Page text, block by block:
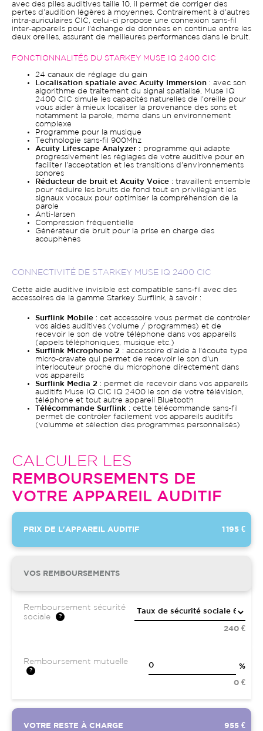
avec des piles auditives taille 10, il permet de corriger des
pertes d'audition légères à moyennes. Contrairement à d'autres
intra-auriculaires CIC, celui-ci propose une connexion sans-fil
inter-appareils pour l'échange de données en continue entre les
deux oreilles, assurant de meilleures performances dans le bruit.
FONCTIONNALITÉS DU STARKEY MUSE IQ 2400 CIC
24 canaux de réglage du gain
Localisation spatiale avec Acuity Immersion : avec son
algorithme de traitement du signal spatialisé, Muse IQ
2400 CIC simule les capacités naturelles de l'oreille pour
vous aider à mieux localiser la provenance des sons et
notamment la parole, même dans un environnement
complexe
Programme pour la musique
Technologie sans-fil 900Mhz
Acuity Lifescape Analyzer : programme qui adapte
progressivement les réglages de votre auditive pour en
faciliter l'acceptation et les transitions d'environnements
sonores
Réducteur de bruit et Acuity Voice : travaillent ensemble
pour réduire les bruits de fond tout en privilégiant les
signaux vocaux pour optimiser la compréhension de la
parole
Anti-larsen
Compression fréquentielle
Générateur de bruit pour la prise en charge des
acouphènes
CONNECTIVITÉ DE STARKEY MUSE IQ 2400 CIC
Cette aide auditive invisible est compatible sans-fil avec des
accessoires de la gamme Starkey Surflink, à savoir :
Surflink Mobile : cet accessoire vous permet de contrôler
vos aides auditives (volume / programmes) et de
recevoir le son de votre téléphone dans vos appareils
(appels téléphoniques, musique etc.)
Surflink Microphone 2 : accessoire d'aide à l'écoute type
micro-cravate qui permet de recevoir le son d'un
interlocuteur proche du microphone directement dans
vos appareils
Surflink Media 2 : permet de recevoir dans vos appareils
auditifs Muse IQ CIC IQ 2400 le son de votre télévision,
téléphone et tout autre appareil Bluetooth
Télécommande Surflink : cette télécommande sans-fil
permet de contrôler facilement vos appareils auditifs
(volumme et sélection des programmes personnalisés)
CALCULER LES
REMBOURSEMENTS DE
VOTRE APPAREIL AUDITIF
PRIX DE L'APPAREIL AUDITIF 1 195 €
VOS REMBOURSEMENTS
Remboursement sécurité
sociale
240 €
Remboursement mutuelle
%
0 €
VOTRE RESTE À CHARGE 955 €